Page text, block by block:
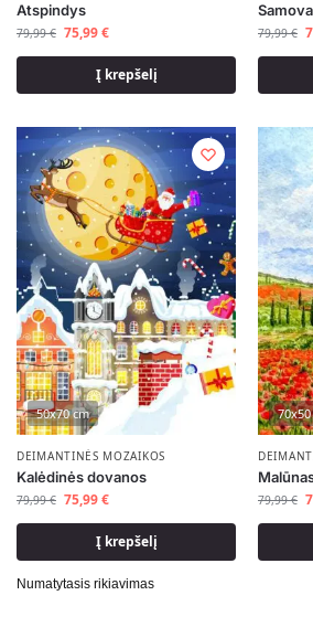
Atspindys
79,99€ 75,99€
Į krepšelį
79,99€
50x70 cm
DEIMANTINĖS MOZAIKOS
Kalėdinės dovanos
79,99€ 75,99€
Į krepšelį
79,99€